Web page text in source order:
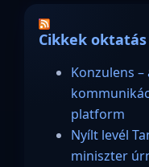
Cikkek
Konzulens
platform
Nyílt levél
miniszter